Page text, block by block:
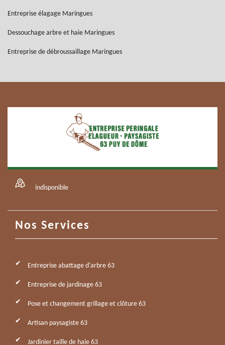
Entreprise élagage Maringues
Dessouchage arbre et haie Maringues
Entreprise de débroussaillage Maringues
indisponible
Nos Services
Entreprise abattage d'arbre 63
Entreprise de jardinage 63
Pose et changement grillage et clôture 63
Artisan paysagiste 63
Jardinier taille de haie 63